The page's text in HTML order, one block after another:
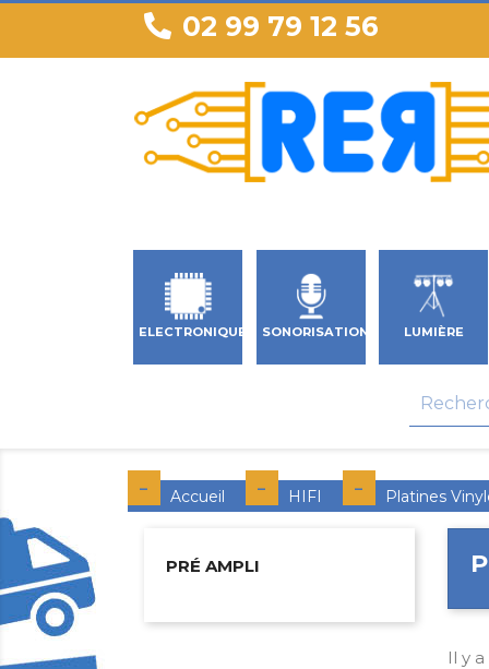
02 99 79 12 56
ELECTRONIQUE SONORISATION LUMIÈRE
Accueil HIFI Platines
PRÉ AMPLI
Il y